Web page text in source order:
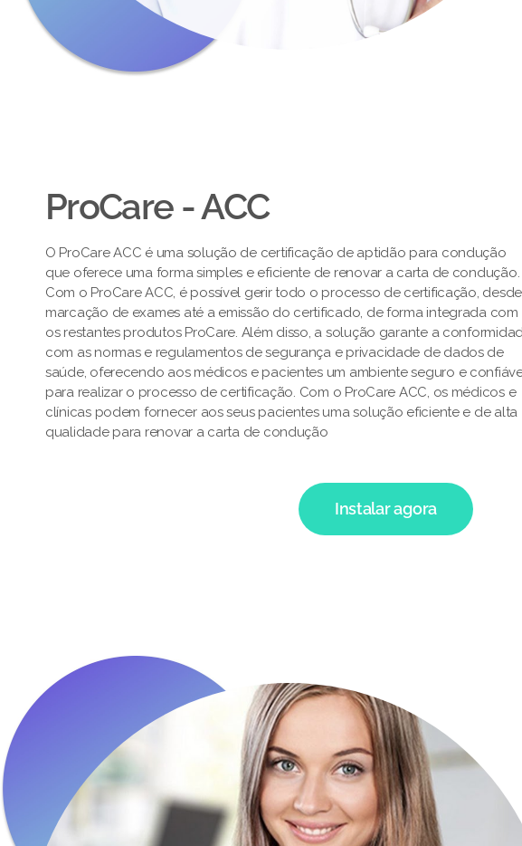
ProCare - ACC
O ProCare ACC é uma solução de certificação de aptidão para condução
que oferece uma forma simples e eficiente de renovar a carta de condução.
Com o ProCare ACC, é possível gerir todo o processo de certificação,
marcação de exames até a emissão do certificado, de forma integrada com
os restantes produtos ProCare. Além disso, a solução garante a
com as normas e regulamentos de segurança e privacidade de dados de
saúde, oferecendo aos médicos e pacientes um ambiente seguro e
para realizar o processo de certificação. Com o ProCare ACC, os médicos e
clínicas podem fornecer aos seus pacientes uma solução eficiente e de alta
qualidade para renovar a carta de condução
Instalar agora